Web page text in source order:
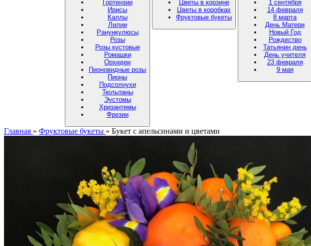
Гортензии
Ирисы
Каллы
Лилии
Ранункулюсы
Розы
Розы кустовые
Ромашки
Орхидеи
Пионовидные розы
Пионы
Подсолнухи
Тюльпаны
Эустомы
Хризантемы
Фрезии
Цветы в корзине
Цветы в коробках
Фруктовые букеты
1 сентября
14 февраля
8 марта
День Матери
Новый Год
Рождество
Татьянин день
День учителя
23 февраля
9 мая
Главная » Фруктовые букеты » Букет с апельсинами и цветами